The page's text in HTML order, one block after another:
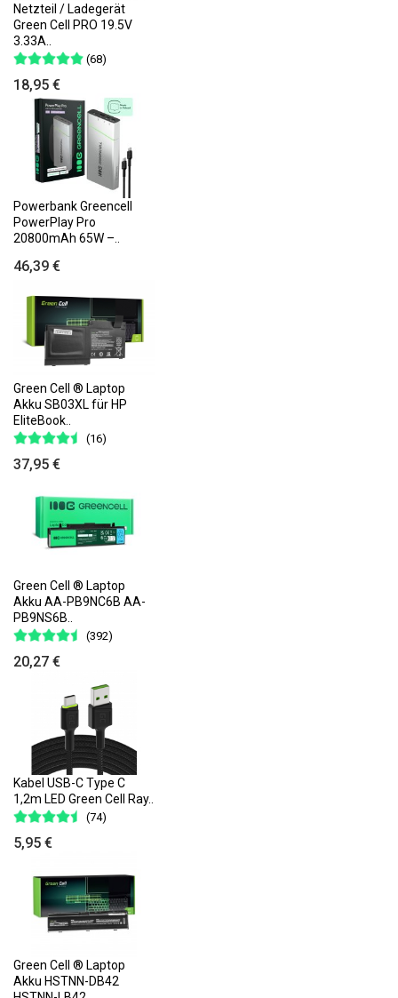
Netzteil / Ladegerät
Green Cell PRO 19.5V
3.33A..
(68)
18,95 €
Powerbank Greencell
PowerPlay Pro
20800mAh 65W –..
46,39 €
Green Cell ® Laptop
Akku SB03XL für HP
EliteBook..
(16)
37,95 €
Green Cell ® Laptop
Akku AA-PB9NC6B AA-
PB9NS6B..
(392)
20,27 €
Kabel USB-C Type C
1,2m LED Green Cell Ray..
(74)
5,95 €
Green Cell ® Laptop
Akku HSTNN-DB42